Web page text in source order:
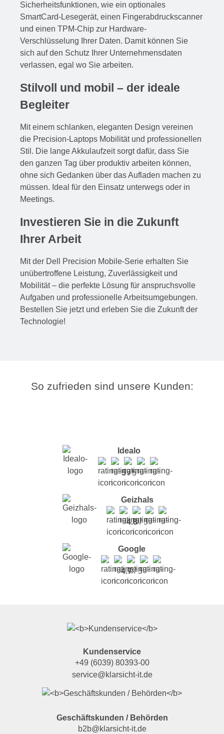
Sicherheitsfunktionen, wie ein optionales
SmartCard-Lesegerät, einen Fingerabdruckscanner
und einen TPM-Chip zur Hardware-
Verschlüsselung Ihrer Daten. Damit können Sie
sich auf den Schutz Ihrer Unternehmensdaten
verlassen, egal wo Sie arbeiten.
Stilvoll und mobil – der ideale
Begleiter
Mit einem schlanken, eleganten Design vereinen
die Precision-Laptops Mobilität und professionellen
Stil. Die lange Akkulaufzeit sorgt dafür, dass Sie
den ganzen Tag über produktiv arbeiten können,
ohne sich Gedanken über das Aufladen machen zu
müssen. Ideal für den Einsatz unterwegs oder in
Meetings.
Investieren Sie in die Zukunft
Ihrer Arbeit
Mit der Dell Precision Mobile-Serie erhalten Sie
unübertroffene Leistung, Zuverlässigkeit und
Mobilität – die perfekte Lösung für anspruchsvolle
Aufgaben und professionelle Arbeitsumgebungen.
Bestellen Sie jetzt und erleben Sie die Zukunft der
Technologie!
So zufrieden sind unsere Kunden:
Idealo
5/ 5
Geizhals
4.8/ 5
Google
4.7/ 5
Kundenservice
+49 (6039) 80393-00
service@klarsicht-it.de
Geschäftskunden / Behörden
b2b@klarsicht-it.de